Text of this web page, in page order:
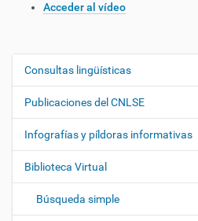
Acceder al vídeo
N
e
g
a
i
Consultas lingüísticas
Publicaciones del CNLSE
Infografías y píldoras informativas
Biblioteca Virtual
Búsqueda simple